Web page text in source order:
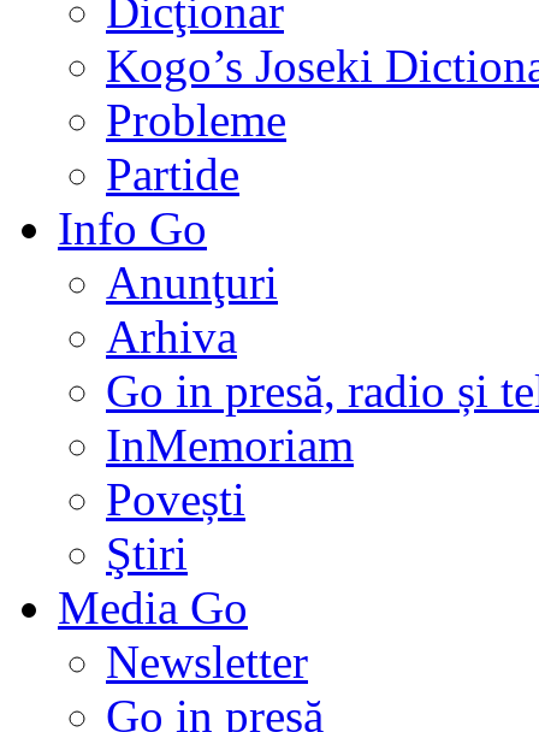
Dicţionar
Kogo’s Joseki
Probleme
Partide
Info Go
Anunţuri
Arhiva
Go in presă, radio și
InMemoriam
Povești
Ştiri
Media Go
Newsletter
Go in presă